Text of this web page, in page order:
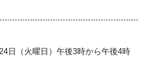
日（火曜日）午後3時から午後4時